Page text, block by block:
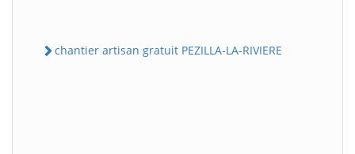
chantier artisan gratuit PEZILLA-LA-RIVIERE